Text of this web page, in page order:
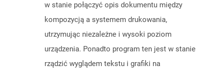
w stanie połączyć opis dokumentu między
kompozycją a systemem drukowania,
utrzymując niezależne i wysoki poziom
urządzenia. Ponadto program ten jest w stanie
rządzić wyglądem tekstu i grafiki na